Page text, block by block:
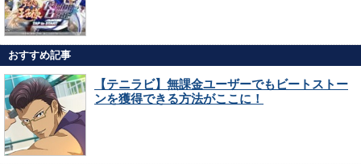
おすすめ記事
【テニラビ】無課金ユーザーでもビートストー
ンを獲得できる方法がここに！